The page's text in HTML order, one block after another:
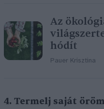
Az
hódít
Pauer Krisztina
4. Termelj saját